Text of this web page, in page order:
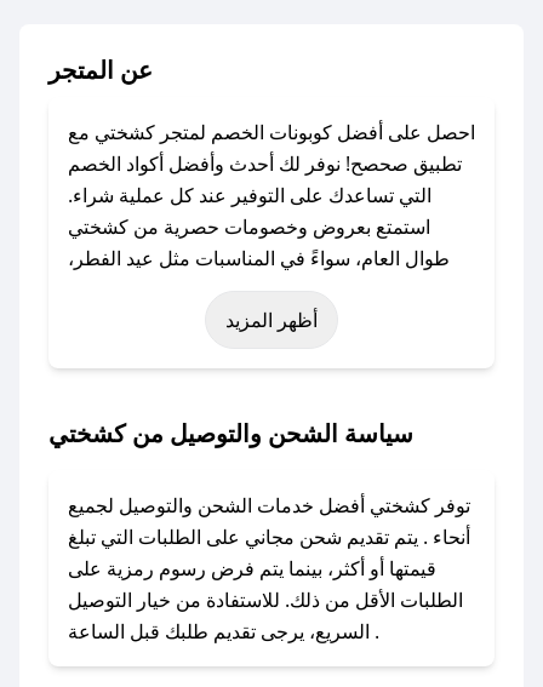
عن المتجر
احصل على أفضل كوبونات الخصم لمتجر كشختي مع
تطبيق صحصح! نوفر لك أحدث وأفضل أكواد الخصم
التي تساعدك على التوفير عند كل عملية شراء.
استمتع بعروض وخصومات حصرية من كشختي
طوال العام، سواءً في المناسبات مثل عيد الفطر،
عيد الأضحى، الجمعة البيضاء (شهر نوفمبر)، رمضان،
اليوم الوطني، يوم التأسيس، أو حتى عروض خاصة
باستخدام تطبيق صحصح، يمكنك العثور بسهولة على
تواصل معنا عبر تويتر أو البريد الإلكتروني لإضافته
بسرعة.
### كيفية استخدام كود خصم كشختي؟
1. انسخ كود الخصم من تطبيق صحصح.
2. الصقه في خانة الدفع عند التسوق من كشختي.
أظهر المزيد
سياسة الشحن والتوصيل من كشختي
توفر كشختي أفضل خدمات الشحن والتوصيل لجميع
أنحاء . يتم تقديم شحن مجاني على الطلبات التي تبلغ
قيمتها أو أكثر، بينما يتم فرض رسوم رمزية على
الطلبات الأقل من ذلك. للاستفادة من خيار التوصيل
السريع، يرجى تقديم طلبك قبل الساعة .